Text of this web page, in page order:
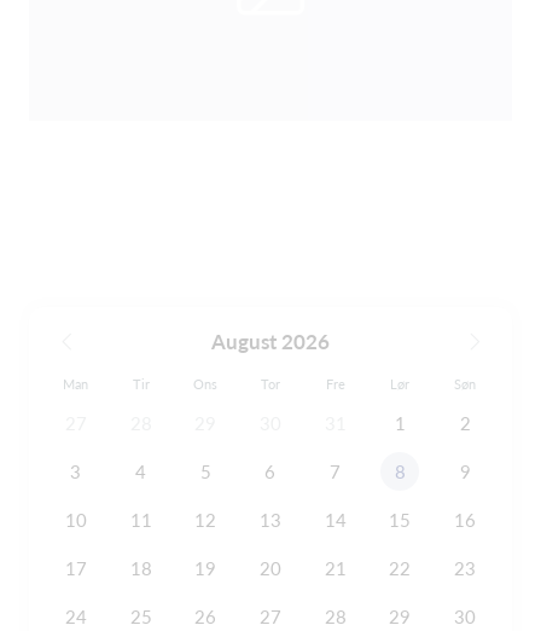
August 2026
Man Tir Ons Tor Fre Lør Søn
1 2
3 4 5 6 7 8 9
10 11 12 13 14 15 16
17 18 19 20 21 22 23
24 25 26 27 28 29 30